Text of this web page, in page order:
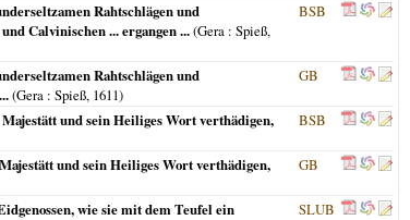
Rahtschlägen und
Calvinischen ... ergangen ...(Gera : Spieß,
BSB
Rahtschlägen und
(Gera : Spieß, 1611)
GB
und sein Heiliges Wort verthädigen,
BSB
und sein Heiliges Wort verthädigen,
GB
wie sie mit dem Teufel ein
SLUB